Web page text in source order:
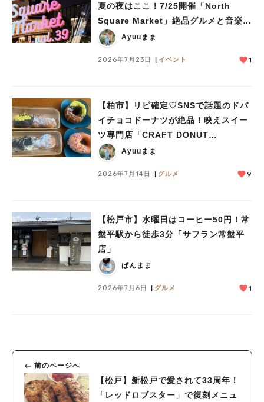
夏の夜はここ！7/25開催「North
Square Market」絶品グルメと音楽ラ
イブを楽しもう♪
Ayuuまま
2026年7月23日 イベント 1
【柏市】リピ確定♡SNSで話題のドバ
イチョコドーナツが絶品！映えスイー
ツ専門店「CRAFT DONUT
WORKS」がオープン
Ayuuまま
2026年7月14日 グルメ 9
【松戸市】水曜日はコーヒー50円！常
盤平駅から徒歩3分「サフラン常盤平
店」
ぱんまま
2026年7月6日 グルメ 1
前のページへ
【松戸】新松戸で愛されて33周年！
「レッドロブスター」で復刻メニュ